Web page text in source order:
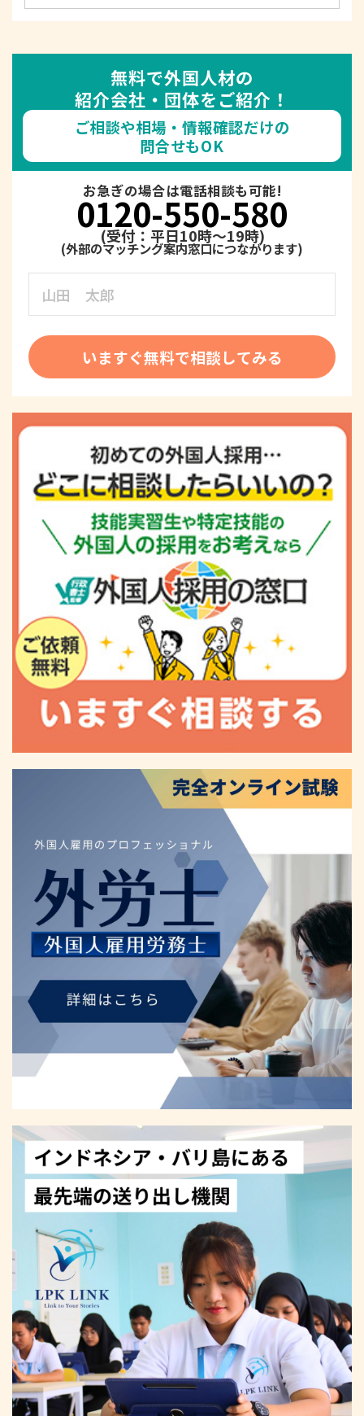
無料で外国人材の
紹介会社・団体をご紹介！
ご相談や相場・情報確認だけの
問合せもOK
お急ぎの場合は電話相談も可能!
0120-550-580
(受付：平日10時～19時)
いますぐ無料で相談してみる